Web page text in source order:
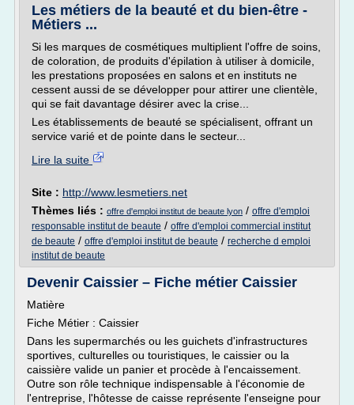
Les métiers de la beauté et du bien-être -
Métiers ...
Si les marques de cosmétiques multiplient l'offre de soins,
de coloration, de produits d'épilation à utiliser à domicile,
les prestations proposées en salons et en instituts ne
cessent aussi de se développer pour attirer une clientèle,
qui se fait davantage désirer avec la crise...
Les établissements de beauté se spécialisent, offrant un
service varié et de pointe dans le secteur...
Lire la suite
Site : http://www.lesmetiers.net
Thèmes liés : offre d'emploi institut de beaute lyon / offre d'emploi
responsable institut de beaute / offre d'emploi commercial institut
de beaute / offre d'emploi institut de beaute / recherche d emploi
institut de beaute
Devenir Caissier – Fiche métier Caissier
Matière
Fiche Métier : Caissier
Dans les supermarchés ou les guichets d'infrastructures
sportives, culturelles ou touristiques, le caissier ou la
caissière valide un panier et procède à l'encaissement.
Outre son rôle technique indispensable à l'économie de
l'entreprise, l'hôtesse de caisse représente l'enseigne pour